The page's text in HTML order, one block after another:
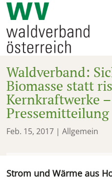
Waldverband:
Biomasse statt
Kernkraftwerke –
Pressemitteilung
Feb. 15, 2017 | Allgemein
Strom und Wärme aus